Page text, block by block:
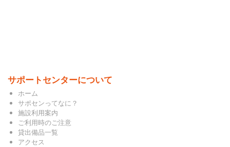
サポートセンターについて
ホーム
サポセンってなに？
施設利用案内
ご利用時のご注意
貸出備品一覧
アクセス